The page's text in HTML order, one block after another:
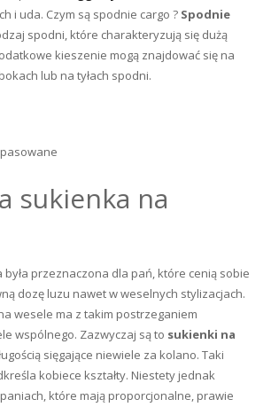
i uda. Czym są spodnie cargo ? Spodnie
spodni, które charakteryzują się dużą
kieszenie mogą znajdować się na
lub na tyłach spodni.
sukienka na
przeznaczona dla pań, które cenią sobie
dozę luzu nawet w weselnych stylizacjach.
wesele ma z takim postrzeganiem
wspólnego. Zazwyczaj są to sukienki na
sięgające niewiele za kolano. Taki
kobiece kształty. Niestety jednak
które mają proporcjonalne, prawie